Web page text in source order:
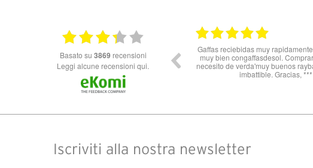
basato su 3869 recensioni
Leggi alcune recensioni qui.
Buon prodotto, tutto ok
Iscriviti alla nostra newsletter